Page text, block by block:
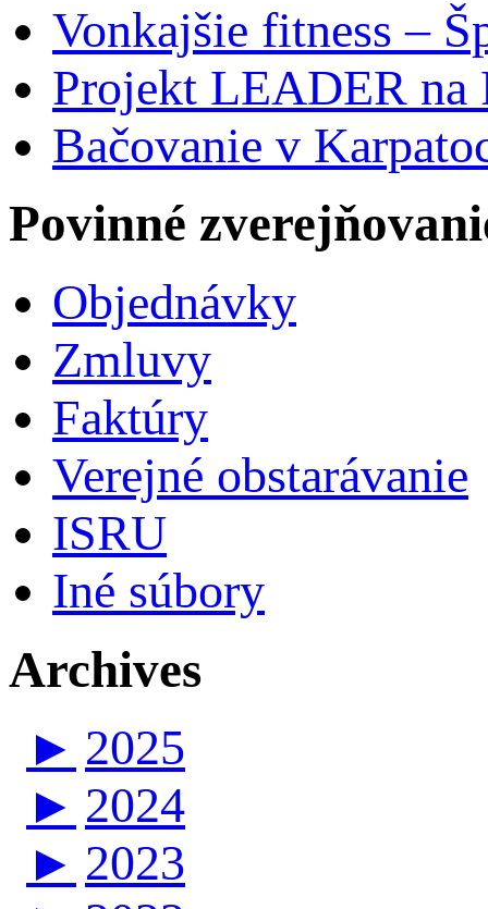
Vonkajšie fitness –
Projekt LEADER na
Bačovanie v
Povinné
Objednávky
Zmluvy
Faktúry
Verejné obstarávanie
ISRU
Iné súbory
Archives
► 2025
► 2024
► 2023